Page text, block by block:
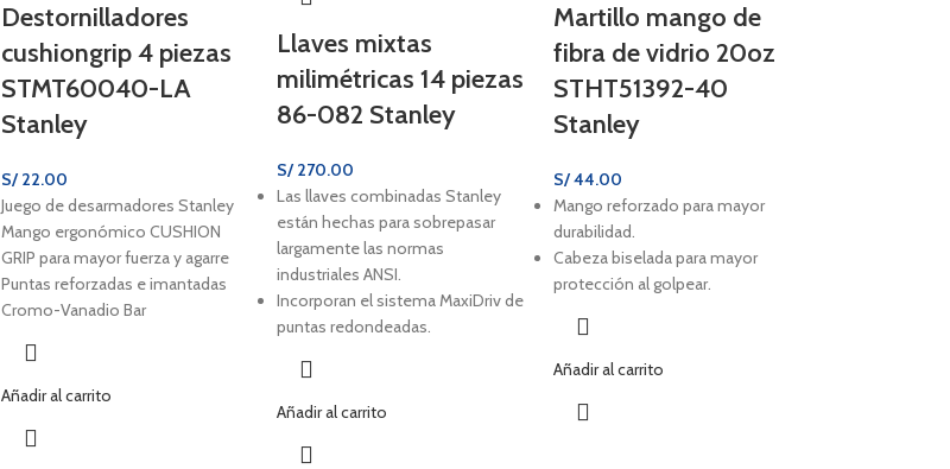
Destornilladores
cushiongrip 4 piezas
STMT60040-LA
Stanley
S/ 22.00
Juego de desarmadores Stanley
Mango ergonómico CUSHION
GRIP para mayor fuerza y agarre
Puntas reforzadas e imantadas
Cromo-Vanadio Bar
Añadir al carrito
Llaves mixtas
milimétricas 14 piezas
86-082 Stanley
S/ 270.00
Las llaves combinadas Stanley
están hechas para sobrepasar
largamente las normas
industriales ANSI.
Incorporan el sistema MaxiDriv de
puntas redondeadas.
Añadir al carrito
Martillo mango de
fibra de vidrio 20oz
STHT51392-40
Stanley
S/44.00
Mango reforzado para mayor
durabilidad.
Cabeza biselada para mayor
protección al golpear.
Añadir al carrito